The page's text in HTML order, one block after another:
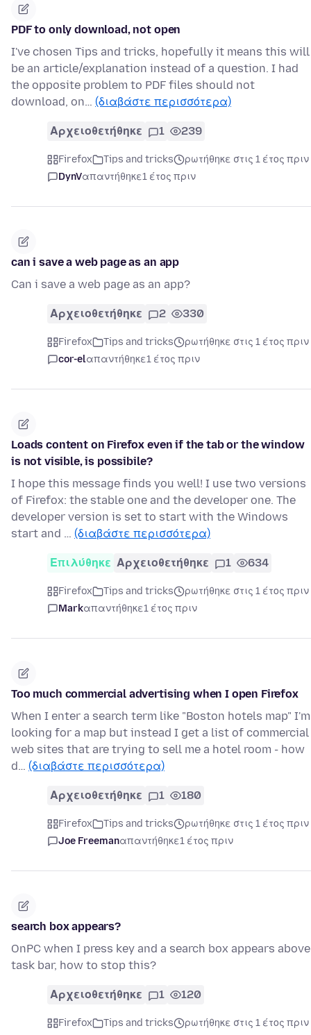
PDF to only download, not open
I've chosen Tips and tricks, hopefully it means this will
be an article/explanation instead of a question. I had
the opposite problem to PDF files should not
download, on… (διαβάστε περισσότερα)
Αρχειοθετήθηκε 1 239
Firefox Tips and tricks
ρωτήθηκε στις 1 έτος πριν
DynVαπαντήθηκε1 έτος πριν
can i save a web page as an app
Can i save a web page as an app?
Αρχειοθετήθηκε 2 330
Firefox Tips and tricks
ρωτήθηκε στις 1 έτος πριν
cor-elαπαντήθηκε1 έτος πριν
Loads content on Firefox even if the tab or the window
is not visible, is possibile?
I hope this message finds you well! I use two versions
of Firefox: the stable one and the developer one. The
developer version is set to start with the Windows
start and … (διαβάστε περισσότερα)
Επιλύθηκε Αρχειοθετήθηκε 1 634
Firefox Tips and tricks
ρωτήθηκε στις 1 έτος πριν
Markαπαντήθηκε1 έτος πριν
Too much commercial advertising when I open Firefox
When I enter a search term like "Boston hotels map" I'm
looking for a map but instead I get a list of commercial
web sites that are trying to sell me a hotel room - how
d… (διαβάστε περισσότερα)
Αρχειοθετήθηκε 1 180
Firefox Tips and tricks
ρωτήθηκε στις 1 έτος πριν
Joe Freemanαπαντήθηκε1 έτος πριν
search box appears?
OnPC when I press key and a search box appears above
task bar, how to stop this?
Αρχειοθετήθηκε 1 120
Firefox Tips and tricks
ρωτήθηκε στις 1 έτος πριν